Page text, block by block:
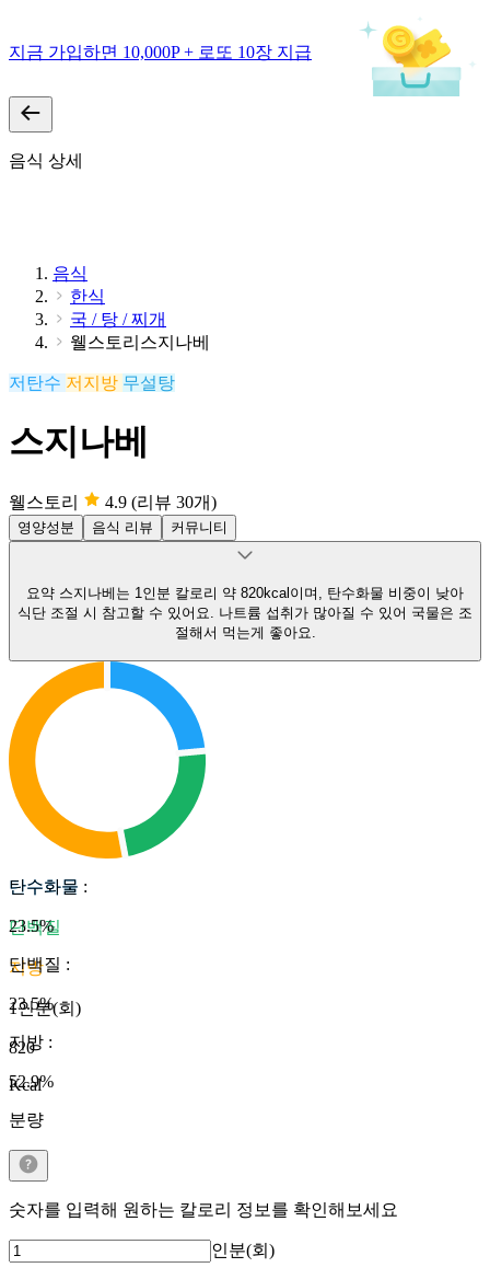
지금 가입하면 10,000P + 로또 10장 지급
음식 상세
음식
한식
국 / 탕 / 찌개
웰스토리스지나베
저탄수 저지방 무설탕
스지나베
웰스토리 4.9 (리뷰 30개)
영양성분 음식 리뷰 커뮤니티
요약 스지나베는 1인분 칼로리 약 820kcal이며, 탄수화물 비중이 낮아
식단 조절 시 참고할 수 있어요. 나트륨 섭취가 많아질 수 있어 국물은 조
절해서 먹는게 좋아요.
탄수화물
단백질
지방
1인분(회)
820
Kcal
탄수화물 :
23.5%
단백질 :
23.5%
지방 :
52.9%
분량
숫자를 입력해 원하는 칼로리 정보를 확인해보세요
인분(회)